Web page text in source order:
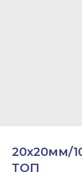
20х20мм/
ТОП